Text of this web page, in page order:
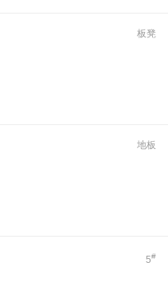
板凳
地板
5#